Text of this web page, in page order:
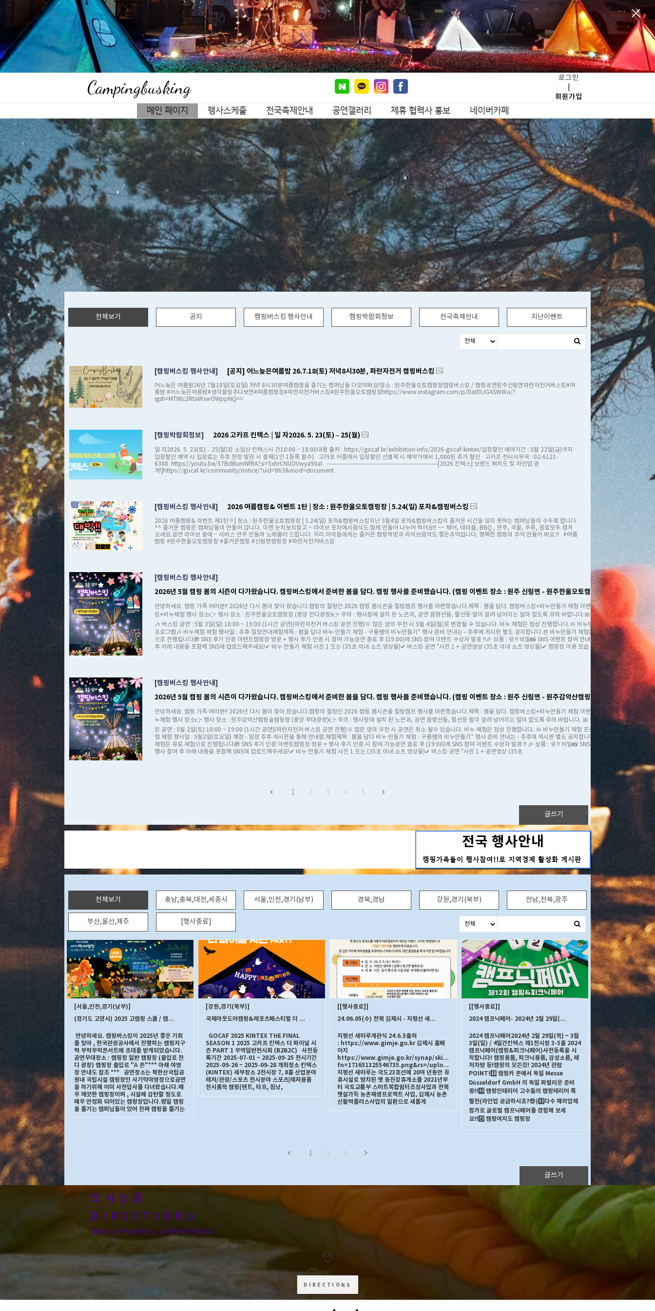
clear
Campingbusking 로그인
회원가입
메인 페이지 행사스케줄 전국축제안내 공연갤러리 제휴 협력사 홍보 네이버카페
전체보기 공지 캠핑버스킹 행사안내 캠핑박람회정보 전국축제안내 지난이벤트
캠핑버스킹 행사안내 [공지] 어느늦은여름밤 26.7.18(토) 저녁8시30분, 파란자전거 캠핑버스킹
어느늦은 여름밤26년 7월18일(토요일) 저녁 8시30분여름캠핑을 즐기는 캠퍼님들 다모여봐요!장소 : 원주한울오토캠핑장캠핑버스킹 / 캠핑공연원주신림면파란자전거버스킹#여
름밤 #어느늦은여름밤#생각을멈추다보면#여름캠핑장#파란자전거버스킹#원주한울오토캠핑장​https://www.instagram.com/p/Da0DJGASWWa/?
igsh=MTNtc2RtaWswOWppNQ==
캠핑박람회정보 2026 고카프 킨텍스 | 일 자2026. 5. 23(토) – 25(월)
일 자2026. 5. 23(토) – 25(월)장 소일산 킨텍스시 간10:00 ~ 18:00내용 출처 : https://gocaf.kr/exhibition-info/2026-gocaf-kintex/입장할인 예약기간 : 5월 22일(금)까지 ·
입장할인 예약 시 입장료는 추후 현장 발권 시 결제(1인 1등록 필수) · 고카프 어플에서 입장할인 선결제 시 예약가에서 1,000원 추가 할인 · 고카프 전시사무국 : 02-6121-
6388 https://youtu.be/57BdBumNfRA?si=5xhrCNUOVwya90al ---------------------------------------------------------[2026 킨텍스] 브랜드 배치도 및 라인업 공
개!]https://gocaf.kr/community/notice/?uid=863&mod=document
캠핑버스킹 행사안내 2026 여름캠핑& 이벤트 1탄 | 장소 : 원주한울오토캠핑장 | 5.24(일) 포차&캠핑버스킹
2026 여름캠핑& 이벤트 제1탄 !! | 장소 : 원주한울오토캠핑장 | 5.24(일) 포차&캠핑버스킹지난 5월4일 포차&캠핑버스킹의 즐거운 시간을 잊지 못하는 캠퍼님들이 수두룩 합니다.​
^^ 즐거운 캠핑은 캠퍼님들이 만들어 갑니다. 이젠 눈치보지말고 ~ 라이브 포차에서음식도 함께 만들어 나누어 먹어요!! ~~ 체어, 테이블, BBQ , 안주, 국물, 주류, 음료모두 챙겨
오세요.​공연 라이브 중에 ~ 서비스 안주 만들며 노래불러 드립니다. 우리 아이들에게는 즐거운 캠핑먹방과 라이브음악도 좋은추억입니다. 행복한 캠핑의 추억 만들어 봐요 !! #여름
캠핑 #원주한울오토캠핑장 #즐거운캠핑 #신림면캠핑장 #파란자전거버스킹
캠핑버스킹 행사안내
2026년 5월 캠핑 봄의 시즌이 다가왔습니다. 캠핑버스킹에서 준비한 봄을 담다. 캠핑 행사를 준비했습니다. (캠핑 이벤트 장소 : 원주 신림면 - 원주한울오토캠핑장)
안녕하세요. 캠핑 가족 여러분!! 2026년 다시 봄이 찾아 왔습니다.캠핑의 절정인 2026 캠핑 봄시즌을 힐링캠프 행사를 마련했습니다.​제목 : 봄을 담다. 캠핑버스킹+비누만들기 체험 이벤트 ​📍 버스
킹+비누체험 행사 장소👉 행사 장소 : 원주한울오토캠핑장 (중앙 잔디광장)👉 주의 : 행사장에 설치 된 노끈과, 공연 음향선들, 릴선등 발이 걸려 넘어지는 일이 없도록 유의 바랍니다.​📅 행사 일정
🎶 버스킹 공연 : 5월 3일(일) 18:00 ~ 19:00 (1시간 공연)(파란자전거 버스킹 공연 진행)※ 많은 양의 우천 시 5월 4일(월)로 변경될 수 있습니다. 비누 체험은 정상 진행합니다.​🧼 비누만들기 체험
프로그램🎶 비누체험 체험 행사일 : 추후 일정안내체험제목 : 봄을 담다 비누 만들기 체험 - 구름쌤의 비누만들기​* 행사 준비 안내는 - 추후에 게시판 별도 공지합니다.본 비누만들기 체험은 유료 체험
으로 진행됩니다​🎁 SNS 후기 인증 이벤트캠핑장 방문 + 행사 후기 인증 시 참여 가능공연 종료 후 (19:00)에 SNS 참여 이벤트 수상자 발표 !!🎉 상품 : 쉿 !! 비밀​📸 SNS 이벤트 참여 안내행사 참여
후 아래 내용을 포함해 SNS에 업로드해주세요!✔ 비누 만들기 체험 사진 1 또는 (35초 이내 쇼츠 영상물)✔ 버스킹 공연 "사진 1 + 공연영상 (35초 이내 쇼츠 영상물)✔ 캠핑장 이용 모습 사진
캠핑버스킹 행사안내
2026년 5월 캠핑 봄의 시즌이 다가왔습니다. 캠핑버스킹에서 준비한 봄을 담다. 캠핑 행사를 준비했습니다. (캠핑 이벤트 장소 : 원주 신림면 - 원주감악산캠핑숲캠핑장)
안녕하세요. 캠핑 가족 여러분!! 2026년 다시 봄이 찾아 왔습니다.캠핑의 절정인 2026 캠핑 봄시즌을 힐링캠프 행사를 마련했습니다.​제목 : 봄을 담다. 캠핑버스킹+비누만들기 체험 이벤트 ​📍 버스킹+비
누체험 행사 장소👉 행사 장소 : 원주감악산캠핑숲캠핑장 (중앙 무대광장)👉 주의 : 행사장에 설치 된 노끈과, 공연 음향선들, 릴선등 발이 걸려 넘어지는 일이 없도록 유의 바랍니다. ​📅 행사 일정🎶 버스
킹 공연 : 5월 2일(토) 18:00 ~ 19:00 (1시간 공연)(파란자전거 버스킹 공연 진행)※ 많은 양의 우천 시 공연은 취소 될수 있습니다. 비누 체험은 정상 진행합니다. ​🧼 비누만들기 체험 프로그램🎶 비누체
험 체험 행사일 : 5월2일(토요일) 예정 - 일정 추후 게시판을 통해 안내함.체험제목 : 봄을 담다 비누 만들기 체험 - 구름쌤의 비누만들기​* 행사 준비 안내는 - 추후에 게시판 별도 공지합니다.본 비누만들기
체험은 유료 체험으로 진행됩니다​🎁 SNS 후기 인증 이벤트캠핑장 방문 + 행사 후기 인증 시 참여 가능공연 종료 후 (19:00)에 SNS 참여 이벤트 수상자 발표 !! 🎉 상품 : 쉿 !! 비밀​📸 SNS 이벤트 참여 안내
행사 참여 후 아래 내용을 포함해 SNS에 업로드해주세요!✔ 비누 만들기 체험 사진 1 또는 (35초 이내 쇼츠 영상물)✔ 버스킹 공연 "사진 1 + 공연영상 (35초
1 2 3 4 5
글쓰기
전국 행사안내
캠핑가족들이 행사참여!!로 지역경제 활성화 게시판
전체보기 충남,충북,대전,세종시 서울,인천,경기(남부) 경북,경남 강원,경기(북부) 전남,전북,광주
부산,울산,제주 [행사종료]
서울,인천,경기(남부)
(경기도 고양시) 2025 고캠핑 스쿨 / 캠핑지구력 무럭무럭 콘서트 / 파란자전거 버스킹 25.10.24(금) 최종 공지
안녕하세요. 캠핑버스킹이 2025년 좋은 기회
를 맞아 , 한국관광공사에서 진행하는 캠핑지구
력 무럭무럭콘서트에 초대를 받게되었습니다.​
공연무대장소 : 캠핑장 일반 캠핑장 (출입로 잔
디 광장) 캠핑장 출입로 "A 존"​*** 아래 야영
장 안내도 참조 *** 공연장소는 북한산국립공
원내 국립시설 캠핑장인 사기막야영장으로공연
을 하기위해 이미 사전답사를 다녀왔습니다.​매
우 깨끗한 캠핑장이며 , 시설에 감탄할 정도로
매우 안정화 되어있는 캠핑장입니다.평일 캠핑
을 즐기는 캠퍼님들이 있어 진짜 캠핑을 즐기는
강원,경기(북부)
국제아웃도어캠핑&레포츠페스티벌 더 파이널 시즌 PART 1(일 자2025. 9. 26(금) – 28(일))
GOCAF 2025 KINTEX THE FINAL
SEASON 1 2025 고카프 킨텍스 더 파이널 시
즌 PART 1 무역일반전시회 (B2B2C) 사전등
록기간 2025-07-01 ~ 2025-09-25 전시기간
2025-09-26 ~ 2025-09-28 개최장소 킨텍스
(KINTEX) 세부장소 2전시장 7, 8홀 산업분야
레저/관광/스포츠 전시분야 스포츠|레저용품
전시품목 캠핑(텐트, 타프, 침낭,
[행사종료]
24.06.05(수) 전북 김제시 - 지평선 새마루 개관식 안내 / 정보 출처 김제시
지평선 새마루개관식 24.6.5출처
: https://www.gimje.go.kr 김제시 홈페
이지
https://www.gimje.go.kr/synap/skin/doc.html?
fn=171651325546735.png&rs=/upload_data/Synap/BBS_0000221/&cpath=
지평선 새마루는 국도23호선에 20여 년동안 유
휴시설로 방치된 옛 동진강휴게소를 2021년부
터 국토교통부 스마트복합쉼터조성사업과 전북
햇살가득 농촌재생프로젝트 사업, 김제시 농촌
신활력플러스사업의 일환으로 새롭게
[행사종료]
2024 캠프닉페어- 2024년 2월 29일(목) ~ 3월 3일(일) / 4일간 , 장소 : 킨텍스 제1전시장 3-5홀
2024 캠프닉페어2024년 2월 29일(목) ~ 3월
3일(일) / 4일간킨텍스 제1전시장 3-5홀 2024
캠프닉페어(캠핑&피크닉페어)사전등록을 시
작합니다! 캠핑용품, 피크닉용품, 감성소품, 레
저차량 등!캠핑의 모든것! 2024년 관람
POINT!1️⃣ 캠핑카 존에서 독일 Messe
Düsseldorf GmbH 의 독일 파빌리온 준비
중!!2️⃣ 캠핑인테리어 고수들의 캠핑테리어 특
별전(라인업 궁금하시죠?😎)3️⃣다수 해외업체
참가로 글로벌 캠프닉페어를 경험해 보세
요!!4️⃣ 캠핑여지도 캠핑장
1 2 3
글쓰기
오시는길
DIRECTIONS
캠핑버스킹 사무실에 찾아오는 교통 편에 대한 안내입니다.
DIRECTIONS